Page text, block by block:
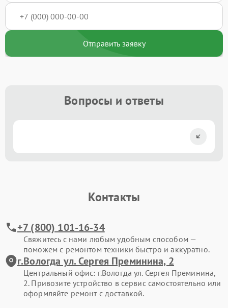
Отправить заявку
Вопросы и ответы
Контакты
+7 (800) 101-16-34
Свяжитесь с нами любым удобным способом —
поможем с ремонтом техники быстро и аккуратно.
г.Вологда ул. Сергея Преминина, 2
Центральный офис: г.Вологда ул. Сергея Преминина,
2. Привозите устройство в сервис самостоятельно или
оформляйте ремонт с доставкой.